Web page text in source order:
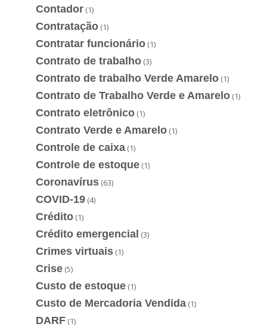
Contador (1)
Contratação (1)
Contratar funcionário (1)
Contrato de trabalho (3)
Contrato de trabalho Verde Amarelo (1)
Contrato de Trabalho Verde e Amarelo (1)
Contrato eletrônico (1)
Contrato Verde e Amarelo (1)
Controle de caixa (1)
Controle de estoque (1)
Coronavírus (63)
COVID-19 (4)
Crédito (1)
Crédito emergencial (3)
Crimes virtuais (1)
Crise (5)
Custo de estoque (1)
Custo de Mercadoria Vendida (1)
DARF (1)